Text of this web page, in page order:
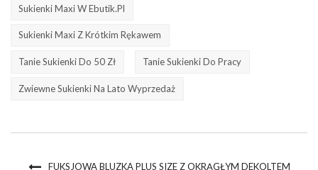
Sukienki Maxi W Ebutik.pl
Sukienki Maxi Z Krótkim Rękawem
Tanie Sukienki Do 50 Zł Tanie Sukienki Do Pracy
Zwiewne Sukienki Na Lato Wyprzedaż
FUKSJOWA BLUZKA PLUS SIZE Z OKRĄGŁYM DEKOLTEM